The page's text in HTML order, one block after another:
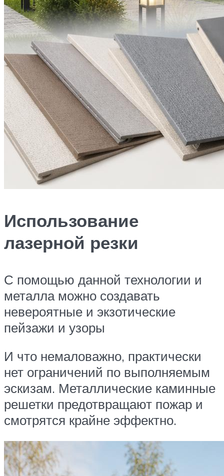
Использование
лазерной резки
С помощью данной технологии и
металла можно создавать
невероятные и экзотические
пейзажи и узоры
И что немаловажно, практически
нет ограничений по выполняемым
эскизам. Металлические каминные
решетки предотвращают пожар и
смотрятся крайне эффектно.